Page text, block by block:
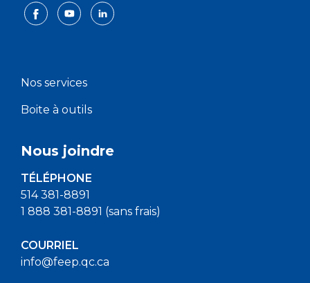
Nos services
Boite à outils
Nous joindre
TÉLÉPHONE
514 381-8891
1 888 381-8891 (sans frais)
COURRIEL
info@feep.qc.ca